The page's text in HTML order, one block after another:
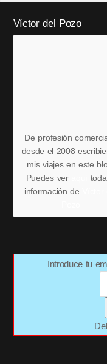
Víctor del Pozo
De profesión
desde el 2008
mis viajes en este
Puedes ver
información de
Introduce tu